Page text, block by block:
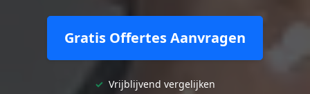
Gratis Offertes Aanvragen
✓ Vrijblijvend vergelijken